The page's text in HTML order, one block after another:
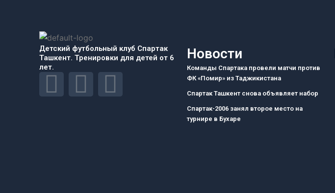
Детский футбольный клуб Спартак
Ташкент. Тренировки для детей от 6
лет.
F
I
T
Новости
Команды Спартака провели матчи против
ФК «Помир» из Таджикистана
Спартак Ташкент снова объявляет набор
Спартак-2006 занял второе место на
турнире в Бухаре